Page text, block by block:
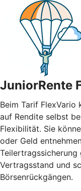
JuniorRente
Beim Tarif FlexVario
auf Rendite selbst
Flexibilität. Sie
oder Geld
Teilertragssicherung
Vertragsstand und
Börsenrückgängen.